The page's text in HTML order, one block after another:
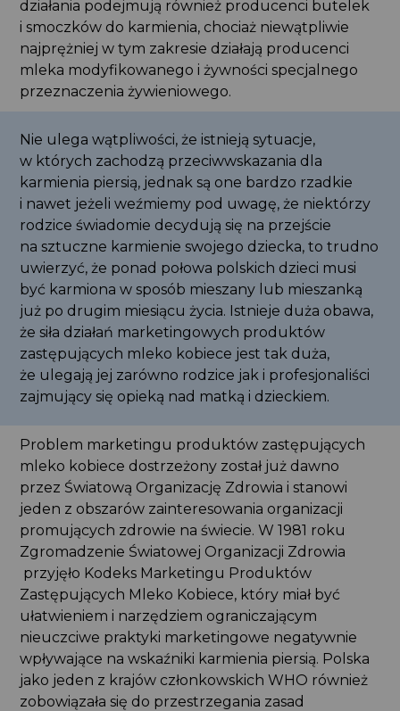
działania podejmują również producenci butelek
i smoczków do karmienia, chociaż niewątpliwie
najprężniej w tym zakresie działają producenci
mleka modyfikowanego i żywności specjalnego
przeznaczenia żywieniowego.
Nie ulega wątpliwości, że istnieją sytuacje,
w których zachodzą przeciwwskazania dla
karmienia piersią, jednak są one bardzo rzadkie
i nawet jeżeli weźmiemy pod uwagę, że niektórzy
rodzice świadomie decydują się na przejście
na sztuczne karmienie swojego dziecka, to trudno
uwierzyć, że ponad połowa polskich dzieci musi
być karmiona w sposób mieszany lub mieszanką
już po drugim miesiącu życia. Istnieje duża obawa,
że siła działań marketingowych produktów
zastępujących mleko kobiece jest tak duża,
że ulegają jej zarówno rodzice jak i profesjonaliści
zajmujący się opieką nad matką i dzieckiem.
Problem marketingu produktów zastępujących
mleko kobiece dostrzeżony został już dawno
przez Światową Organizację Zdrowia i stanowi
jeden z obszarów zainteresowania organizacji
promujących zdrowie na świecie. W 1981 roku
Zgromadzenie Światowej Organizacji Zdrowia
przyjęło Kodeks Marketingu Produktów
Zastępujących Mleko Kobiece, który miał być
ułatwieniem i narzędziem ograniczającym
nieuczciwe praktyki marketingowe negatywnie
wpływające na wskaźniki karmienia piersią. Polska
jako jeden z krajów członkowskich WHO również
zobowiązała się do przestrzegania zasad